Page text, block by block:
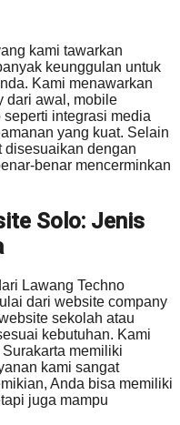
kami tawarkan
keunggulan untuk
Kami menawarkan
dari awal, mobile
integrasi media
yang kuat. Selain
disesuaikan dengan
benar mencerminkan
Solo: Jenis
Lawang Techno
dari website company
sekolah atau
kebutuhan. Kami
memiliki
kami sangat
Anda bisa memiliki
juga mampu